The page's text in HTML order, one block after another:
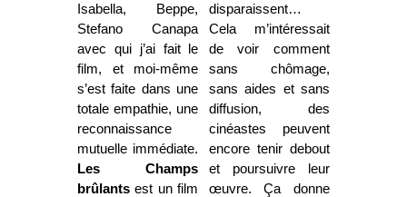
Isabella, Beppe,
Stefano Canapa
avec qui j’ai fait le
film, et moi-même
s’est faite dans une
totale empathie, une
reconnaissance
mutuelle immédiate.
Les Champs
brûlants est un film
disparaissent…
Cela m’intéressait
de voir comment
sans chômage,
sans aides et sans
diffusion, des
cinéastes peuvent
encore tenir debout
et poursuivre leur
œuvre. Ça donne